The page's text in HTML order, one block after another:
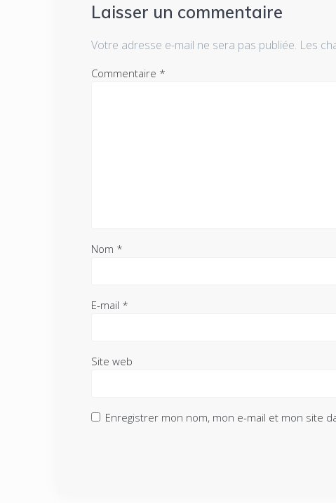
Laisser un commentaire
Votre adresse e-mail ne sera pas publiée. Les
Commentaire *
Nom *
E-mail *
Site web
Enregistrer mon nom, mon e-mail et mon site